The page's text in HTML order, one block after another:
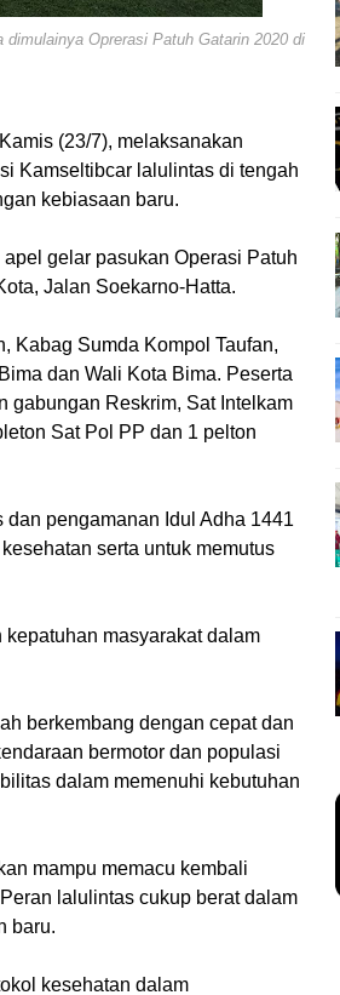
Oprerasi Patuh Gatarin 2020 di
(23/7), melaksanakan
Kamseltibcar lalulintas di tengah
kebiasaan baru.
gelar pasukan Operasi Patuh
Jalan Soekarno-Hatta.
Kabag Sumda Kompol Taufan,
dan Wali Kota Bima. Peserta
gabungan Reskrim, Sat Intelkam
Sat Pol PP dan 1 pelton
pengamanan Idul Adha 1441
serta untuk memutus
masyarakat dalam
berkembang dengan cepat dan
bermotor dan populasi
dalam memenuhi kebutuhan
mampu memacu kembali
lalulintas cukup berat dalam
baru.
kesehatan dalam